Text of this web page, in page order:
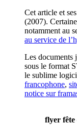
Cet article et
(2007).
notamment au
au service de
Les documents
sous le format
le sublime
francophone,
notice sur
flyer fête